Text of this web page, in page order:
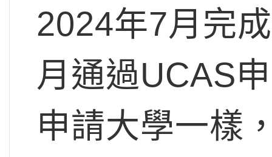
2024年7月完
月通過UCAS
申請大學一樣